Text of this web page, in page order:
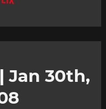
| Jan 30th,